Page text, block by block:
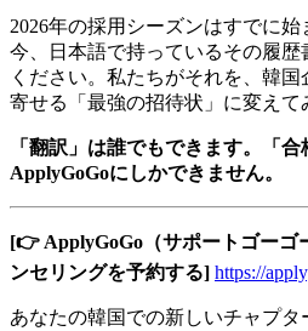
2026年の採用シーズンはすでに
今、日本語で持っているその履歴
ください。私たちがそれを、韓
寄せる「最強の招待状」に変えて
「翻訳」は誰でもできます。「合
ApplyGoGoにしかできません。
[👉 ApplyGoGo（サポートゴーゴ
ンセリングを予約する] https://
あなたの韓国での新しいチャプ